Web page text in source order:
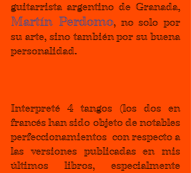
Martín Perdomo, no solo por
su arte, sino también por su buena
personalidad.
Interpreté 4 tangos (los dos en
francés han sido objeto de notables
perfeccionamientos  con respecto a
las versiones publicadas en mis
últimos libros, especialmente